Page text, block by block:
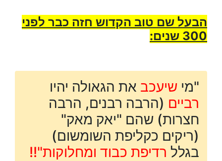
הבעל שם טוב הקדוש חזה כבר לפני
300 שנים:
"מי שיעכב את הגאולה יהיו
רביים (הרבה רבנים, הרבה
חצרות) שהם "יאק מאק"
(ריקים כקליפת השומשום)
בגלל רדיפת כבוד ומחלוקות"!!